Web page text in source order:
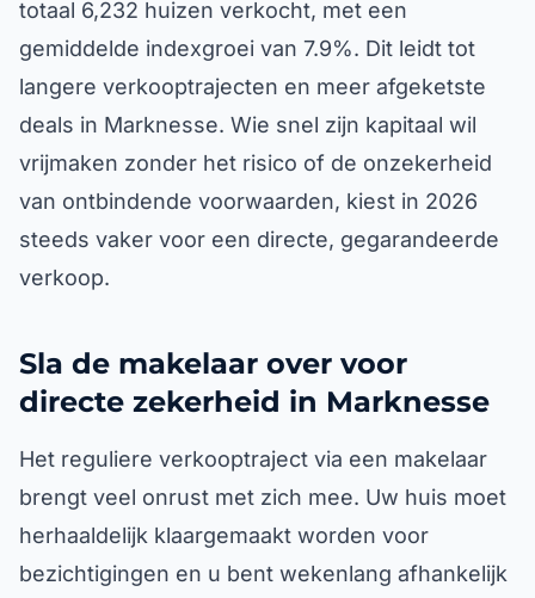
totaal 6,232 huizen verkocht, met een
gemiddelde indexgroei van 7.9%. Dit leidt tot
langere verkooptrajecten en meer afgeketste
deals in Marknesse. Wie snel zijn kapitaal wil
vrijmaken zonder het risico of de onzekerheid
van ontbindende voorwaarden, kiest in 2026
steeds vaker voor een directe, gegarandeerde
verkoop.
Sla de makelaar over voor
directe zekerheid in Marknesse
Het reguliere verkooptraject via een makelaar
brengt veel onrust met zich mee. Uw huis moet
herhaaldelijk klaargemaakt worden voor
bezichtigingen en u bent wekenlang afhankelijk